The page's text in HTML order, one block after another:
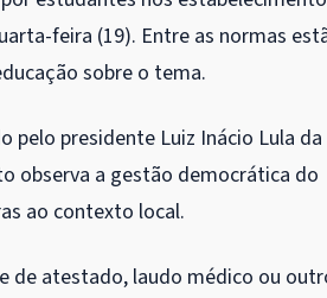
feira (19). Entre as normas
sobre o tema.
pelo presidente Luiz Inácio Lula da
observa a gestão democrática do
ao contexto local.
de atestado, laudo médico ou